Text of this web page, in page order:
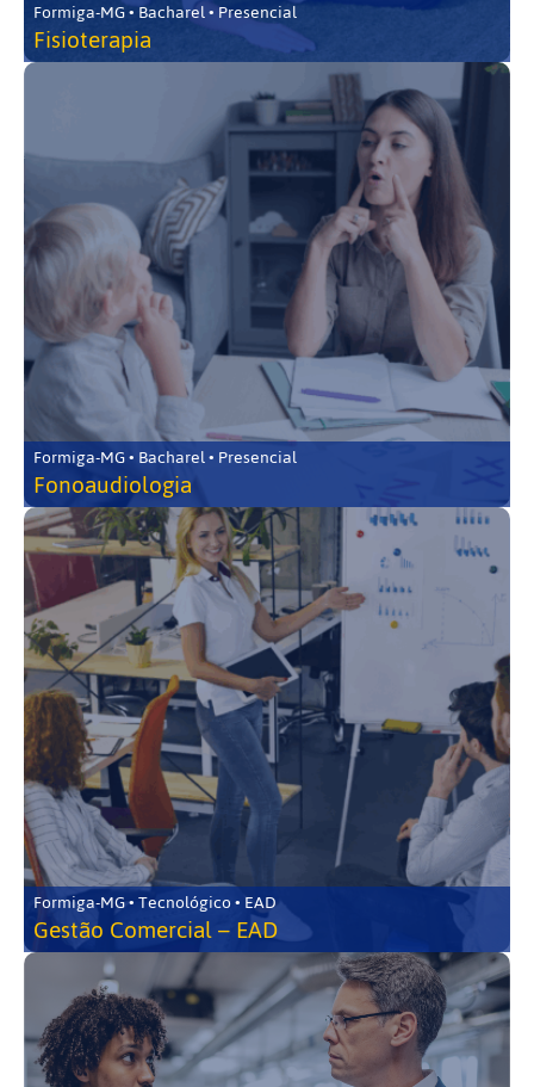
Formiga-MG • Bacharel • Presencial
Fisioterapia
Formiga-MG • Bacharel • Presencial
Fonoaudiologia
Formiga-MG • Tecnológico • EAD
Gestão Comercial – EAD